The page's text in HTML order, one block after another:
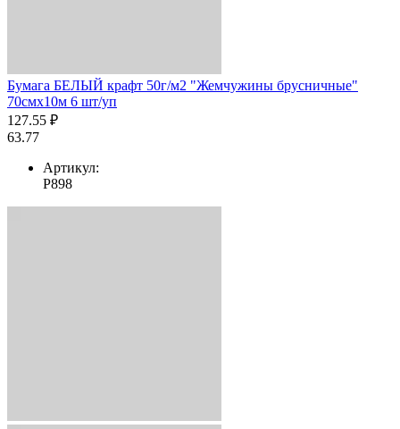
Бумага БЕЛЫЙ крафт 50г/м2 "Жемчужины брусничные"
70смх10м 6 шт/уп
127.55 ₽
63.77
Артикул:
Р898